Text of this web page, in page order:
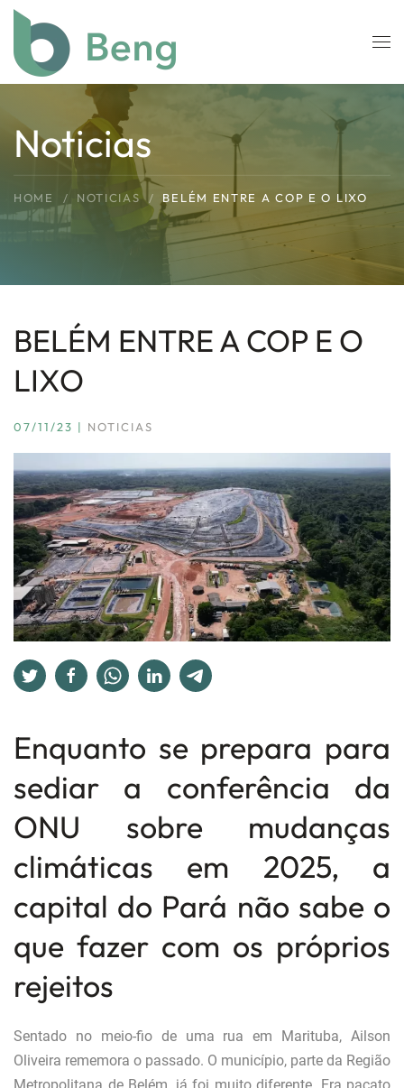
Skip to main content
Noticias
HOME NOTICIAS BELÉM ENTRE A COP E O LIXO
BELÉM ENTRE A COP E O
LIXO
07/11/23 | NOTICIAS
Enquanto se prepara para
sediar a conferência da
ONU sobre mudanças
climáticas em 2025, a
capital do Pará não sabe o
que fazer com os próprios
rejeitos
Sentado no meio-fio de uma rua em Marituba, Ailson
Oliveira rememora o passado. O município, parte da Região